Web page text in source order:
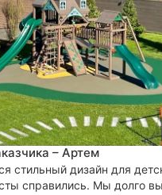
– Артем
стильный дизайн для
справились. Мы долго